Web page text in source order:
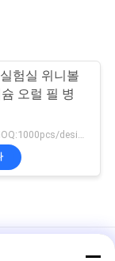
험실 위니볼
오럴 필 병